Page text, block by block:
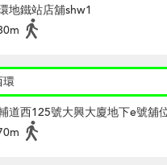
地鐵站店舖shw1
環
道西125號大興大廈地下e號舖位